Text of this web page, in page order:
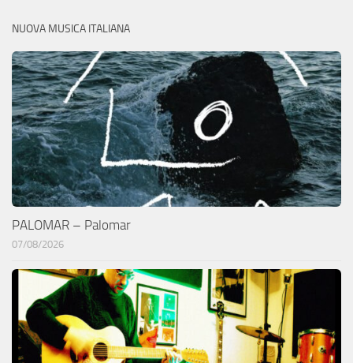
NUOVA MUSICA ITALIANA
PALOMAR – Palomar
07/08/2026